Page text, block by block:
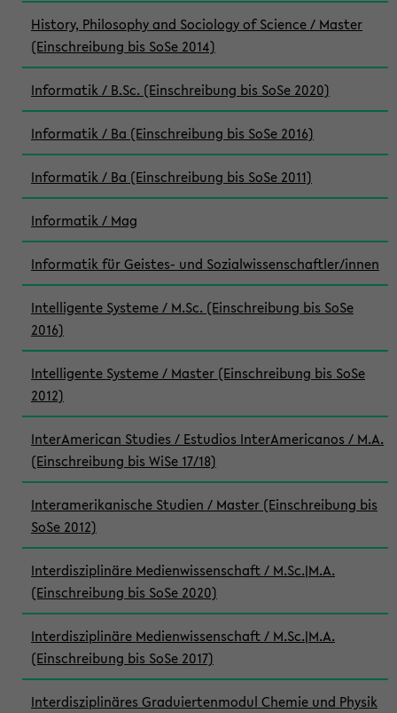
History, Philosophy and Sociology of Science / Master
(Einschreibung bis SoSe 2014)
Informatik / B.Sc. (Einschreibung bis SoSe 2020)
Informatik / Ba (Einschreibung bis SoSe 2016)
Informatik / Ba (Einschreibung bis SoSe 2011)
Informatik / Mag
Informatik für Geistes- und Sozialwissenschaftler/innen
Intelligente Systeme / M.Sc. (Einschreibung bis SoSe
2016)
Intelligente Systeme / Master (Einschreibung bis SoSe
2012)
InterAmerican Studies / Estudios InterAmericanos / M.A.
(Einschreibung bis WiSe 17/18)
Interamerikanische Studien / Master (Einschreibung bis
SoSe 2012)
Interdisziplinäre Medienwissenschaft / M.Sc.|M.A.
(Einschreibung bis SoSe 2020)
Interdisziplinäre Medienwissenschaft / M.Sc.|M.A.
(Einschreibung bis SoSe 2017)
Interdisziplinäres Graduiertenmodul Chemie und Physik